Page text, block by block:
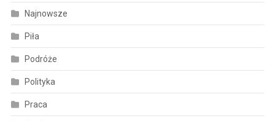
Najnowsze
Piła
Podróże
Polityka
Praca